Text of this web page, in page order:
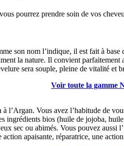
pourrez prendre soin de vos
son nom l’indique, il est fait à
la nature. Il convient
sera souple, pleine de vitalité et
Voir toute la gamme
l’Argan. Vous avez l’habitude de
ingrédients bios (huile de jojoba,
sec ou abimés. Vous pouvez
apaisante, réparatrice, une